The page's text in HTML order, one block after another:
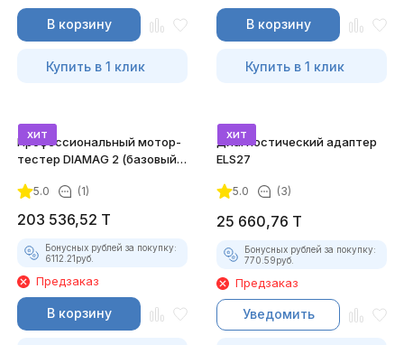
В корзину
Купить в 1 клик
В корзину
Купить в 1 клик
хит
Профессиональный мотор-
тестер DIAMAG 2 (базовый
5.0 (1)
203 536,52 T
Бонусных рублей за покупку:
6112.21руб.
Предзаказ
В корзину
хит
Диагностический адаптер
ELS27
5.0 (3)
25 660,76 T
Бонусных рублей за покупку:
770.59руб.
Предзаказ
Уведомить